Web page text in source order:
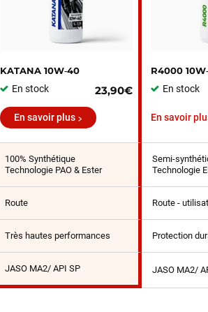
KATANA 10W‑40
En stock
23,90€
R4000
En stock
En savoir plus En savoir
100% Synthétique
Technologie PAO & Ester
Semi-
Technologie
Route Route -
Très hautes performances Protection
JASO MA2/ API SP JASO MA2/